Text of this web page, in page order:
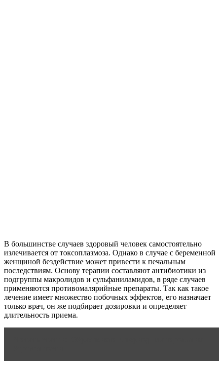
В большинстве случаев здоровый человек самостоятельно
излечивается от токсоплазмоза. Однако в случае с беременной
женщиной бездействие может привести к печальным
последствиям. Основу терапии составляют антибиотики из
подгруппы макролидов и сульфаниламидов, в ряде случаев
применяются противомалярийные препараты. Так как такое
лечение имеет множество побочных эффектов, его назначает
только врач, он же подбирает дозировки и определяет
длительность приема.